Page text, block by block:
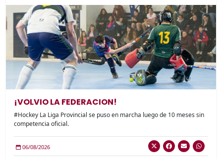
¡VOLVIO LA FEDERACION!
#Hockey La Liga Provincial se puso en marcha luego de 10 meses sin
competencia oficial.
06/08/2026